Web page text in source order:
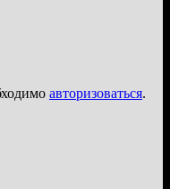
авторизоваться.